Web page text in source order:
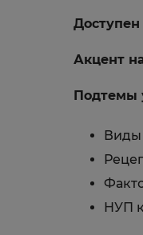
Доступен
Акцент
Подтемы
Виды
НУП